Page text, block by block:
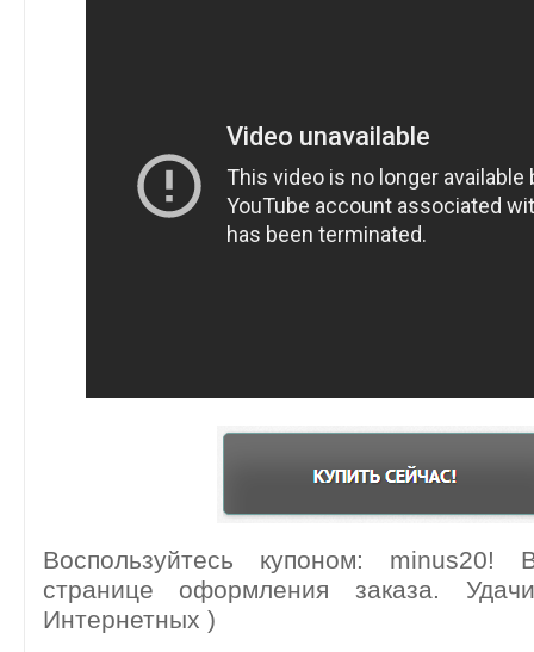
Воспользуйтесь купоном: minus20!
странице оформления заказа.
Интернетных )